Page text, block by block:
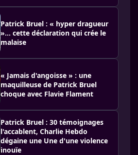
Patrick Bruel : « hyper dragueur
»… cette déclaration qui crée le
malaise
« Jamais d'angoisse » : une
maquilleuse de Patrick Bruel
choque avec Flavie Flament
Patrick Bruel : 30 témoignages
l'accablent, Charlie Hebdo
dégaine une Une d'une violence
inouïe